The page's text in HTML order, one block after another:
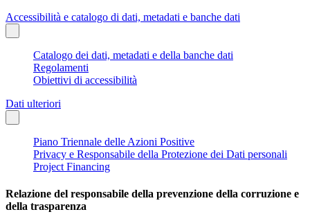
Accessibilità e catalogo di dati, metadati e banche dati
Catalogo dei dati, metadati e della banche dati
Regolamenti
Obiettivi di accessibilità
Dati ulteriori
Piano Triennale delle Azioni Positive
Privacy e Responsabile della Protezione dei Dati personali
Project Financing
Relazione del responsabile della prevenzione della corruzione e
della trasparenza